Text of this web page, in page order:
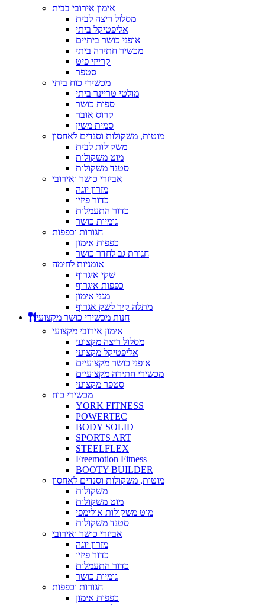
אימון אירובי בבית
מסלול ריצה לבית
אליפטיקל ביתי
אופני כושר ביתיים
מכשיר חתירה ביתי
קרייזי פיט
סטפר
מכשירי כוח ביתי
מולטי טריינר ביתי
ספות כושר
קרוס אובר
סמית משין
מוטות, משקולות וסנדים לאחסון
משקולות לבית
מוט משקולות
סטנד משקולות
אביזרי כושר ואירובי
מזרון יוגה
כדור פיזיו
כדור התעמלות
גומיות כושר
חגורות וכפפות
כפפות אימון
חגורת גב לחדר כושר
אומניות לחימה
שקי איגרוף
כפפות איגרוף
מגני אימון
מתלה קיר לשק אגרוף
חנות מכשירי כושר מקצועי
אימון אירובי מקצועי
מסלול ריצה מקצועי
אליפטיקל מקצועי
אופני כושר מקצועיים
מכשירי חתירה מקצועיים
סטפר מקצועי
מכשירי כוח
YORK FITNESS
POWERTEC
BODY SOLID
SPORTS ART
STEELFLEX
Freemotion Fitness
BOOTY BUILDER
מוטות, משקולות וסנדים לאחסון
משקולות
מוט משקולות
מוט משקולות אולימפי
סטנד משקולות
אביזרי כושר ואירובי
מזרון יוגה
כדור פיזיו
כדור התעמלות
גומיות כושר
חגורות וכפפות
כפפות אימון